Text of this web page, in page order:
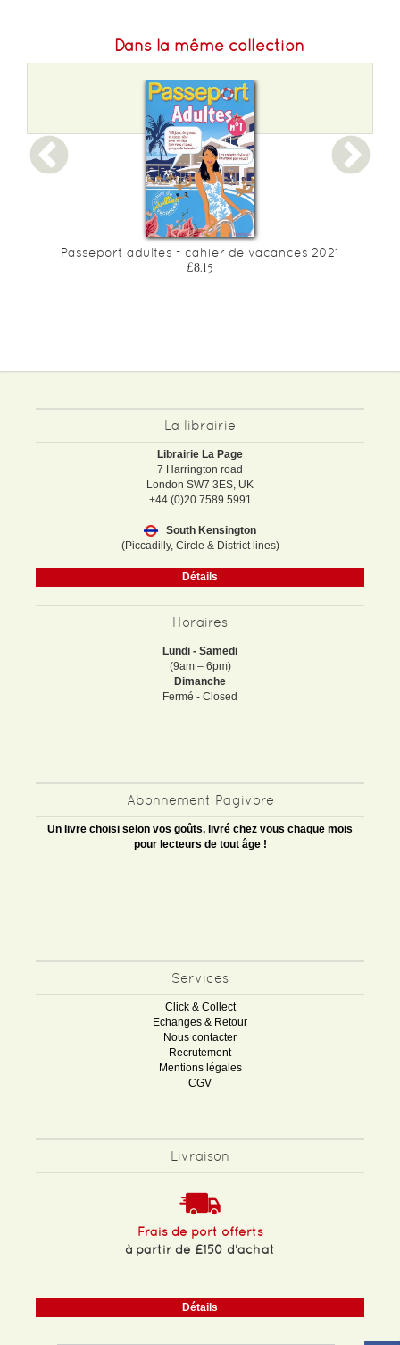
Dans la même collection
Passeport adultes - cahier de vacances 2021
£8.15
La librairie
Librairie La Page
7 Harrington road
London SW7 3ES, UK
+44 (0)20 7589 5991
South Kensington
(Piccadilly, Circle & District lines)
Détails
Horaires
Lundi - Samedi
(9am – 6pm)
Dimanche
Fermé - Closed
Abonnement Pagivore
Un livre choisi selon vos goûts, livré chez vous chaque mois
pour lecteurs de tout âge !
Services
Click & Collect
Echanges & Retour
Nous contacter
Recrutement
Mentions légales
CGV
Livraison
Frais de port offerts
à partir de £150 d'achat
Détails